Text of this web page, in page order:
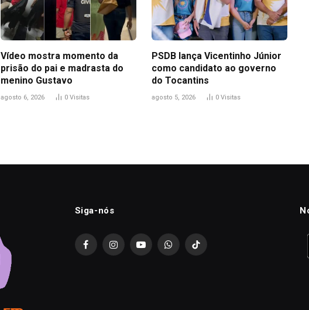
Vídeo mostra momento da
prisão do pai e madrasta do
menino Gustavo
agosto 6, 2026 0 Visitas
PSDB lança Vicentinho Júnior
como candidato ao governo
do Tocantins
agosto 5, 2026 0 Visitas
Siga-nós
FacebookInstagramYouTubeWhatsAppTikTok